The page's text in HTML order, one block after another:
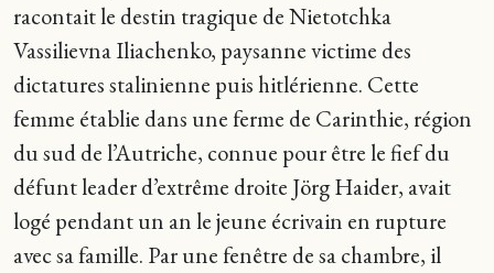
racontait le destin tragique de Nietotchka
Vassilievna Iliachenko, paysanne victime des
dictatures stalinienne puis hitlérienne. Cette
femme établie dans une ferme de Carinthie, région
du sud de l’Autriche, connue pour être le fief du
défunt leader d’extrême droite Jörg Haider, avait
logé pendant un an le jeune écrivain en rupture
avec sa famille. Par une fenêtre de sa chambre, il